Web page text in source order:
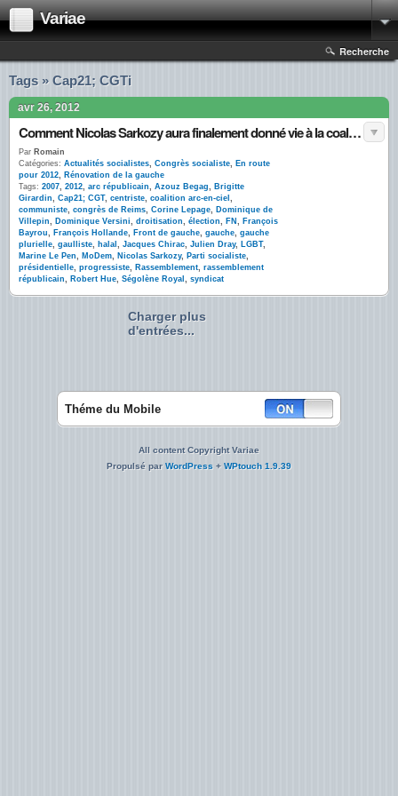
Variae
Recherche
Tags » Cap21; CGTi
avr 26, 2012
Comment Nicolas Sarkozy aura finalement donné vie à la coalition arc-en-ciel … contre lui
Par Romain
Catégories: Actualités socialistes, Congrès socialiste, En route
pour 2012, Rénovation de la gauche
Tags: 2007, 2012, arc républicain, Azouz Begag, Brigitte
Girardin, Cap21; CGT, centriste, coalition arc-en-ciel ,
communiste, congrès de Reims, Corine Lepage, Dominique de
Villepin, Dominique Versini, droitisation, élection, FN , François
Bayrou, François Hollande, Front de gauche, gauche, gauche
plurielle, gaulliste, halal , Jacques Chirac, Julien Dray, LGBT,
Marine Le Pen, MoDem, Nicolas Sarkozy, Parti socialiste,
présidentielle, progressiste, Rassemblement, rassemblement
républicain, Robert Hue, Ségolène Royal , syndicat
Charger plus
d'entrées...
Théme du Mobile
All content Copyright Variae
Propulsé parWordPress + WPtouch 1.9.39